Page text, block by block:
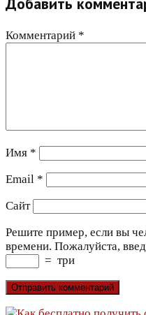
Комментарий *
Имя *
Email *
Сайт
Решите пример, если вы
времени. Пожалуйста,
= три